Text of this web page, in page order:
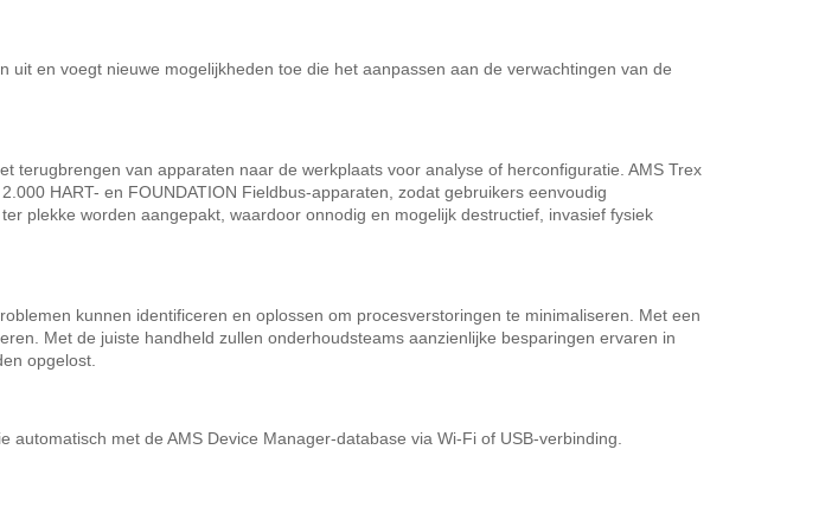
en voegt nieuwe mogelijkheden toe die het aanpassen aan de verwachtingen van de
terugbrengen van apparaten naar de werkplaats voor analyse of herconfiguratie. AMS Trex
HART- en FOUNDATION Fieldbus-apparaten, zodat gebruikers eenvoudig
plekke worden aangepakt, waardoor onnodig en mogelijk destructief, invasief fysiek
kunnen identificeren en oplossen om procesverstoringen te minimaliseren. Met een
Met de juiste handheld zullen onderhoudsteams aanzienlijke besparingen ervaren in
opgelost.
met de AMS Device Manager-database via Wi-Fi of USB-verbinding.